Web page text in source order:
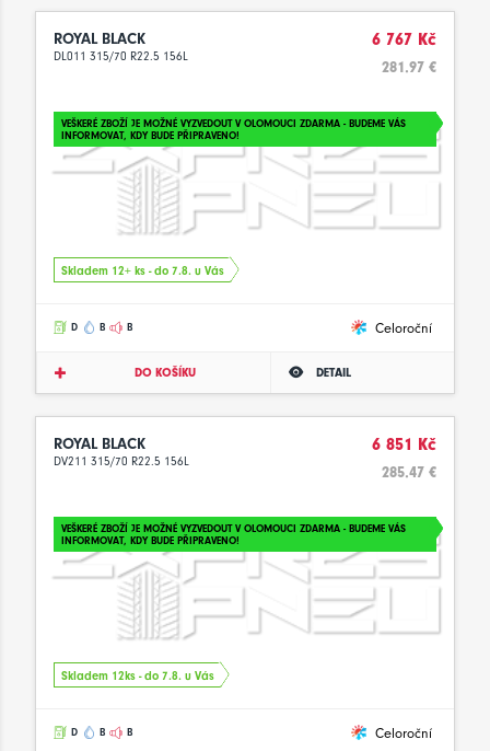
ROYAL BLACK
DL011 315/70 R22.5 156L
6 767 Kč
281.97 €
VEŠKERÉ ZBOŽÍ JE MOŽNÉ VYZVEDOUT V OLOMOUCI ZDARMA - BUDEME VÁS
INFORMOVAT, KDY BUDE PŘIPRAVENO!
Skladem 12+ ks - do 7.8. u Vás
D B B Celoroční
DO KOŠÍKU DETAIL
ROYAL BLACK
DV211 315/70 R22.5 156L
6 851 Kč
285.47 €
VEŠKERÉ ZBOŽÍ JE MOŽNÉ VYZVEDOUT V OLOMOUCI ZDARMA - BUDEME VÁS
INFORMOVAT, KDY BUDE PŘIPRAVENO!
Skladem 12ks - do 7.8. u Vás
D B B Celoroční